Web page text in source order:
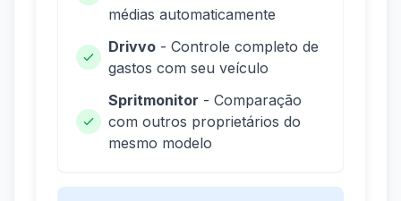
médias automaticamente
Drivvo - Controle completo de
gastos com seu veículo
Spritmonitor - Comparação
com outros proprietários do
mesmo modelo